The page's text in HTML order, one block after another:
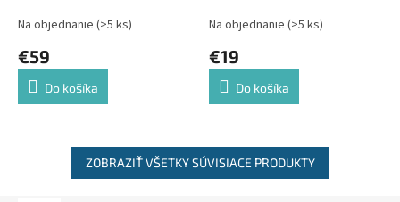
Na objednanie (>5 ks)
€59
Do košíka
Na objednanie (>5 ks)
€19
Do košíka
ZOBRAZIŤ VŠETKY SÚVISIACE PRODUKTY